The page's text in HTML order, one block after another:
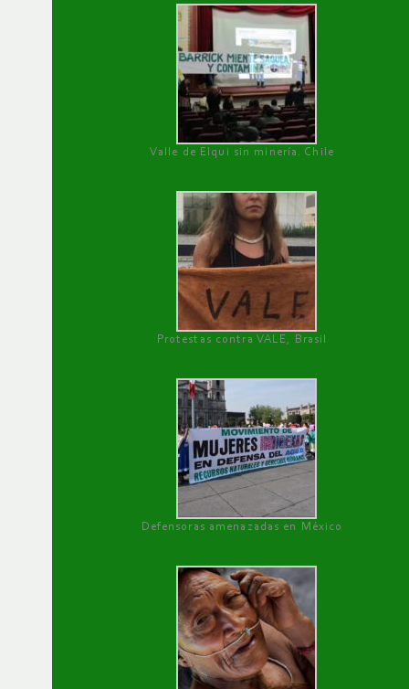
Valle de Elqui sin minería. Chile
Protestas contra VALE, Brasil
Defensoras amenazadas en México